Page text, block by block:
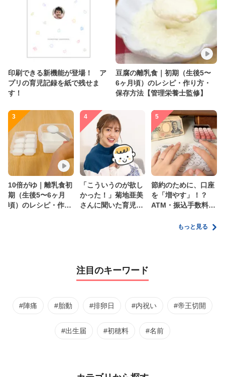
印刷できる新機能が登場！ ア
プリの育児記録を紙で残せま
す！
豆腐の離乳食｜初期（生後5〜
6ヶ月頃）のレシピ・作り方・
保存方法【管理栄養士監修】
3
10倍がゆ｜離乳食初
期（生後5〜6ヶ月
頃）のレシピ・作り
4
「こういうのが欲し
かった！」菊地亜美
さんに聞いた育児
5
節約のために、口座
を「増やす」！？
ATM・振込手数料の
家計管理術もっと見る
注目のキーワード
#陣痛 #胎動 #排卵日 #内祝い #帝王切開
#出生届 #初穂料 #名前